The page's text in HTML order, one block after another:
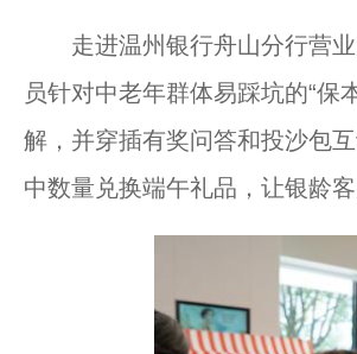
走进温州银行舟山分行营业
员针对中老年群体易踩坑的“保
解，并穿插有奖问答和投沙包
中数量兑换端午礼品，让银龄客